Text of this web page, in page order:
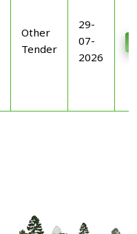
Other
Tender
29-
07-
2026